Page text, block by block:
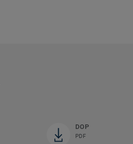
DOP
PDF